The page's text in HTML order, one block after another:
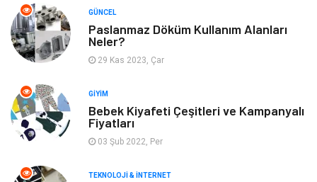
Bilgisayar & Yazılım
Mobilya
Turizm
Plaka Tanıma Sistemleri Hediyelik Eşya
GÜNCEL
Paslanmaz Döküm Kullanım Alanları
Neler?
29 Kas 2023, Çar
GIYIM
Bebek Kiyafeti Çeşitleri ve Kampanyalı
Fiyatları
03 Şub 2022, Per
TEKNOLOJI & İNTERNET